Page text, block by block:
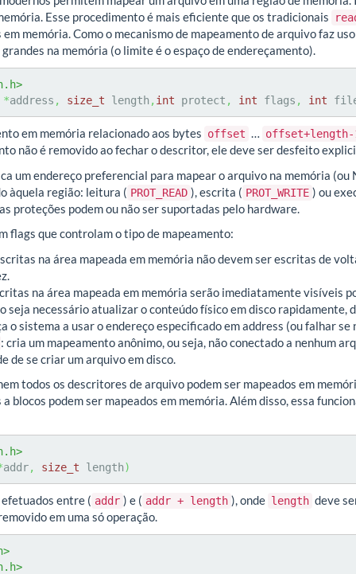
Esse procedimento é mais eficiente que os tradicionais
memória. Como o mecanismo de mapeamento de arquivo faz
na memória (o limite é o espaço de endereçamento).
*address , size_t length , int protect , int flags , int
em memória relacionado aos bytes offset … offset+length-
não é removido ao fechar o descritor, ele deve ser desfeito
um endereço preferencial para mapear o arquivo na memória (ou
àquela região: leitura ( PROT_READ ), escrita ( PROT_WRITE ) ou
proteções podem ou não ser suportadas pelo hardware.
flags que controlam o tipo de mapeamento:
na área mapeada em memória não devem ser escritas de
na área mapeada em memória serão imediatamente visíveis
seja necessário atualizar o conteúdo físico em disco rapidamente,
o sistema a usar o endereço especificado em address (ou falhar se
: cria um mapeamento anônimo, ou seja, não conectado a nenhum
de se criar um arquivo em disco.
todos os descritores de arquivo podem ser mapeados em
blocos podem ser mapeados em memória. Além disso, essa
addr, size_t length)
entre ( addr ) e ( addr + length ), onde length deve
em uma só operação.